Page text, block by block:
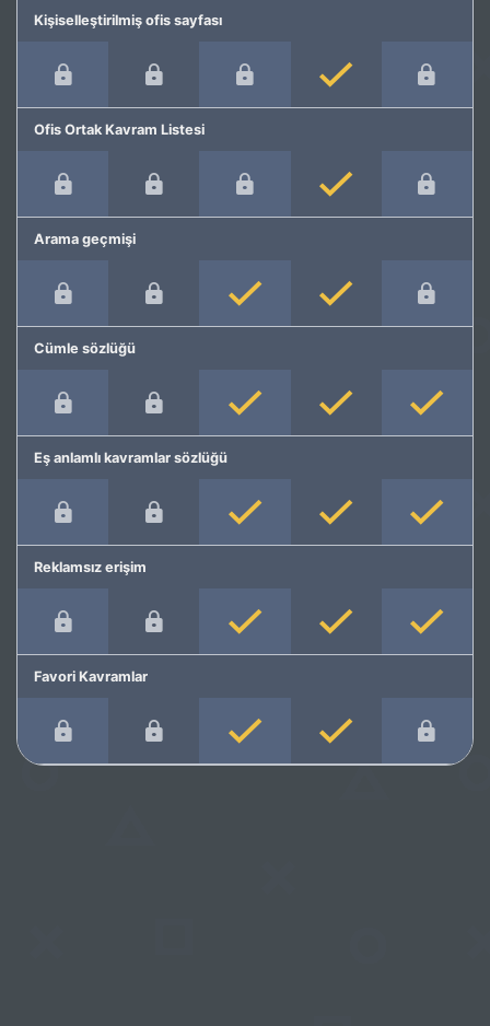
Kişiselleştirilmiş ofis sayfası
Ofis Ortak Kavram Listesi
Arama geçmişi
Cümle sözlüğü
Eş anlamlı kavramlar sözlüğü
Reklamsız erişim
Favori Kavramlar